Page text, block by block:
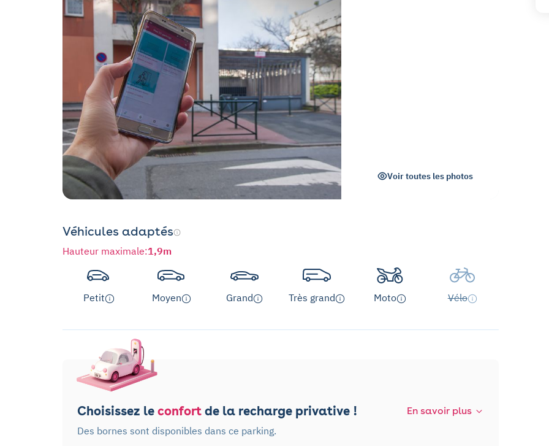
Voir toutes les photos
Véhicules adaptés
Hauteur maximale:1,9m
Petit Moyen Grand Très grand Moto Vélo
Choisissez le confort de la recharge privative !
Des bornes sont disponibles dans ce parking.
En savoir plus